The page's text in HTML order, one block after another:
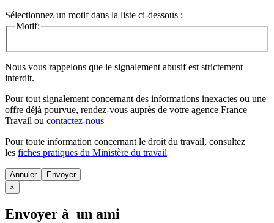
Sélectionnez un motif dans la liste ci-dessous :
Motif:
Nous vous rappelons que le signalement abusif est strictement
interdit.
Pour tout signalement concernant des informations inexactes ou une
offre déjà pourvue, rendez-vous auprès de votre agence France
Travail ou contactez-nous
Pour toute information concernant le droit du travail, consultez
les fiches pratiques du Ministère du travail
Annuler
×
Envoyer à un ami